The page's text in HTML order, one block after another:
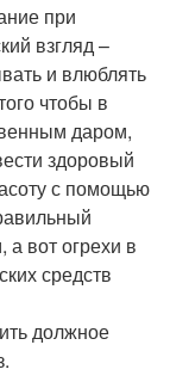
при
взгляд –
и влюблять
чтобы в
даром,
здоровый
с помощью
вот огрехи в
средств
должное